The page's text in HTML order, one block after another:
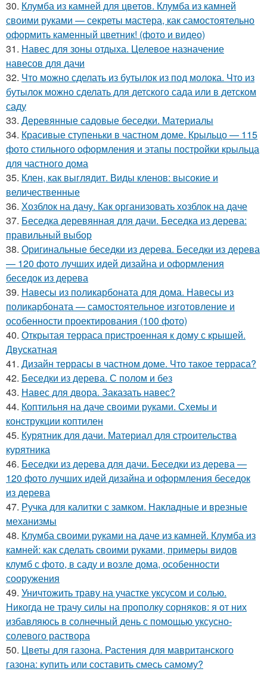
30. Клумба из камней для цветов. Клумба из камней
своими руками — секреты мастера, как самостоятельно
оформить каменный цветник! (фото и видео)
31. Навес для зоны отдыха. Целевое назначение
навесов для дачи
32. Что можно сделать из бутылок из под молока. Что из
бутылок можно сделать для детского сада или в детском
саду
33. Деревянные садовые беседки. Материалы
34. Красивые ступеньки в частном доме. Крыльцо — 115
фото стильного оформления и этапы постройки крыльца
для частного дома
35. Клен, как выглядит. Виды кленов: высокие и
величественные
36. Хозблок на дачу. Как организовать хозблок на даче
37. Беседка деревянная для дачи. Беседка из дерева:
правильный выбор
38. Оригинальные беседки из дерева. Беседки из дерева
— 120 фото лучших идей дизайна и оформления
беседок из дерева
39. Навесы из поликарбоната для дома. Навесы из
поликарбоната — самостоятельное изготовление и
особенности проектирования (100 фото)
40. Открытая терраса пристроенная к дому с крышей.
Двускатная
41. Дизайн террасы в частном доме. Что такое терраса?
42. Беседки из дерева. С полом и без
43. Навес для двора. Заказать навес?
44. Коптильня на даче своими руками. Схемы и
конструкции коптилен
45. Курятник для дачи. Материал для строительства
курятника
46. Беседки из дерева для дачи. Беседки из дерева —
120 фото лучших идей дизайна и оформления беседок
из дерева
47. Ручка для калитки с замком. Накладные и врезные
механизмы
48. Клумба своими руками на даче из камней. Клумба из
камней: как сделать своими руками, примеры видов
клумб с фото, в саду и возле дома, особенности
сооружения
49. Уничтожить траву на участке уксусом и солью.
Никогда не трачу силы на прополку сорняков: я от них
избавляюсь в солнечный день с помощью уксусно-
солевого раствора
50. Цветы для газона. Растения для мавританского
газона: купить или составить смесь самому?